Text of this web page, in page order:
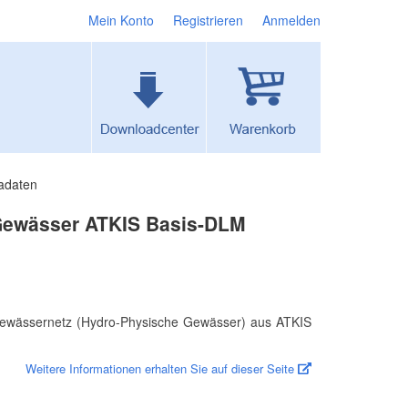
Mein Konto Registrieren Anmelden
ATKIS Basis-DLM
(Hydro-Physische Gewässer) aus ATKIS
Weitere Informationen erhalten Sie auf dieser Seite